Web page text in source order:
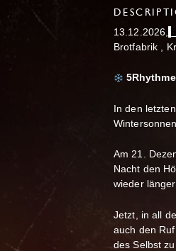
13.12.2026,
Brotfabrik ,
In den
Am 21.
Nacht den
wieder
Jetzt, in all
auch den
des Selbst